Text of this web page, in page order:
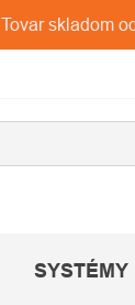
Tovar skladom
SYSTÉMY